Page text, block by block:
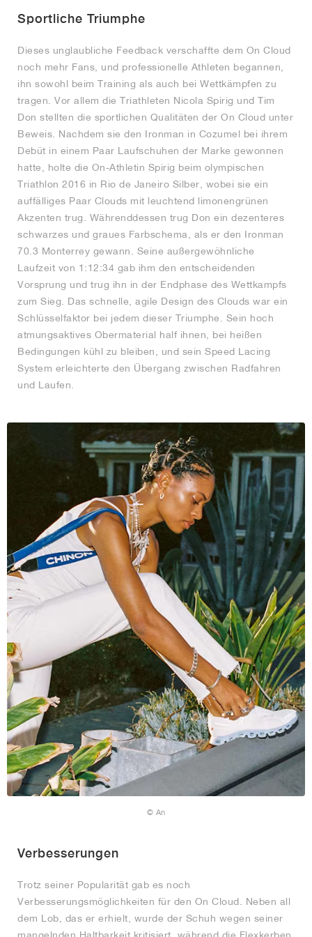
Sportliche Triumphe
Dieses unglaubliche Feedback verschaffte dem On Cloud
noch mehr Fans, und professionelle Athleten begannen,
ihn sowohl beim Training als auch bei Wettkämpfen zu
tragen. Vor allem die Triathleten Nicola Spirig und Tim
Don stellten die sportlichen Qualitäten der On Cloud unter
Beweis. Nachdem sie den Ironman in Cozumel bei ihrem
Debüt in einem Paar Laufschuhen der Marke gewonnen
hatte, holte die On-Athletin Spirig beim olympischen
Triathlon 2016 in Rio de Janeiro Silber, wobei sie ein
auffälliges Paar Clouds mit leuchtend limonengrünen
Akzenten trug. Währenddessen trug Don ein dezenteres
schwarzes und graues Farbschema, als er den Ironman
70.3 Monterrey gewann. Seine außergewöhnliche
Laufzeit von 1:12:34 gab ihm den entscheidenden
Vorsprung und trug ihn in der Endphase des Wettkampfs
zum Sieg. Das schnelle, agile Design des Clouds war ein
Schlüsselfaktor bei jedem dieser Triumphe. Sein hoch
atmungsaktives Obermaterial half ihnen, bei heißen
Bedingungen kühl zu bleiben, und sein Speed Lacing
System erleichterte den Übergang zwischen Radfahren
und Laufen.
© An
Verbesserungen
Trotz seiner Popularität gab es noch
Verbesserungsmöglichkeiten für den On Cloud. Neben all
dem Lob, das er erhielt, wurde der Schuh wegen seiner